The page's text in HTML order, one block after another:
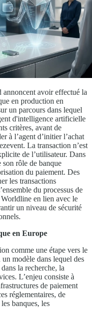
avoir effectué la
en production en
un parcours dans lequel
d'intelligence artificielle
critères, avant de
à l’agent d’initier l’achat
La transaction n’est
de l’utilisateur. Dans
rôle de banque
du paiement. Des
les transactions
du processus de
en lien avec le
un niveau de sécurité
en Europe
comme une étape vers le
modèle dans lequel des
la recherche, la
L’enjeu consiste à
de paiement
réglementaires, de
banques, les